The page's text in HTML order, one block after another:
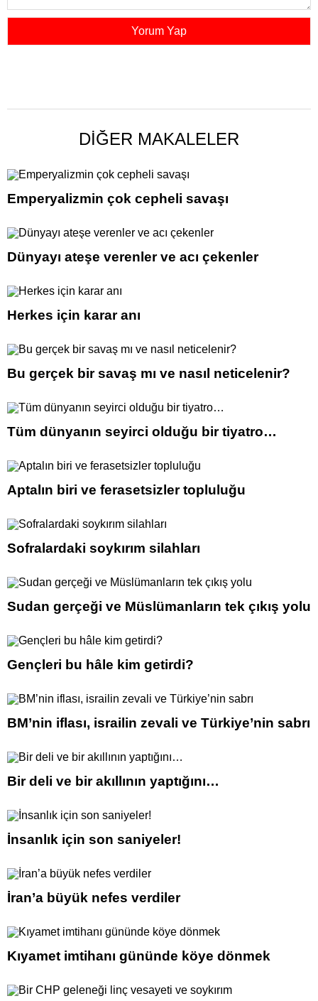
DİĞER MAKALELER
Emperyalizmin çok cepheli savaşı
Dünyayı ateşe verenler ve acı çekenler
Herkes için karar anı
Bu gerçek bir savaş mı ve nasıl neticelenir?
Tüm dünyanın seyirci olduğu bir tiyatro…
Aptalın biri ve ferasetsizler topluluğu
Sofralardaki soykırım silahları
Sudan gerçeği ve Müslümanların tek çıkış yolu
Gençleri bu hâle kim getirdi?
BM’nin iflası, israilin zevali ve Türkiye’nin sabrı
Bir deli ve bir akıllının yaptığını…
İnsanlık için son saniyeler!
İran’a büyük nefes verdiler
Kıyamet imtihanı gününde köye dönmek